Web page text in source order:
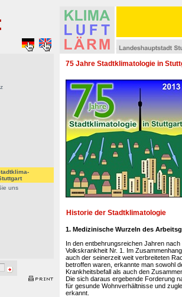
uns
75 Jahre Stadtklimatologie in
Historie der Stadtklimatologie
1. Medizinische Wurzeln des
In den entbehrungsreichen Jahren
Volkskrankheit Nr. 1. Im
auch der seinerzeit weit verbreiteten
betroffen waren, erkannte man sowohl
Krankheitsbefall als auch den
Die sich daraus ergebende Forderung
für gesunde Wohnverhältnisse und
erkannt.